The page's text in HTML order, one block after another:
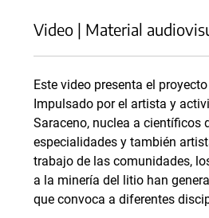
Video | Material
Este video presenta el
Impulsado por el artista y
Saraceno, nuclea a científicos
especialidades y también
trabajo de las comunidades,
a la minería del litio han
que convoca a diferentes